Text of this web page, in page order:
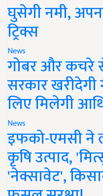
घुसेगी नमी,
ट्रिक्स
News
गोबर और कचरे
सरकार
लिए मिलेगी
News
इफको-एमसी ने
कृषि उत्पाद,
'नेक्सावेट',